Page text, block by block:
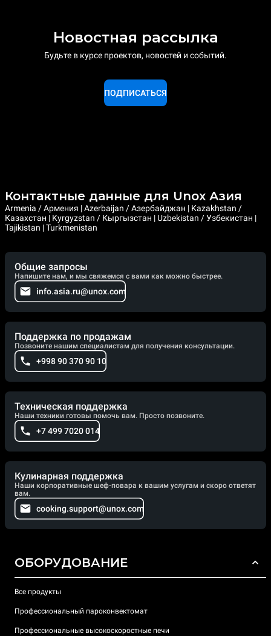
Новостная рассылка
Будьте в курсе проектов, новостей и событий.
ПОДПИСАТЬСЯ
Контактные данные для Unox Азия
Armenia / Армения | Azerbaijan / Азербайджан | Kazakhstan /
Казахстан | Kyrgyzstan / Кыргызстан | Uzbekistan / Узбекистан |
Tajikistan | Turkmenistan
Общие запросы
Напишите нам, и мы свяжемся с вами как можно быстрее.
info.asia.ru@unox.com
Поддержка по продажам
Позвоните нашим специалистам для получения консультации.
+998 90 370 90 10
Техническая поддержка
Наши техники готовы помочь вам. Просто позвоните.
+7 499 7020 014
Кулинарная поддержка
Наши корпоративные шеф-повара к вашим услугам и скоро ответят
вам.
cooking.support@unox.com
ОБОРУДОВАНИЕ
Все продукты
Профессиональный пароконвектомат
Профессиональные высокоскоростные печи